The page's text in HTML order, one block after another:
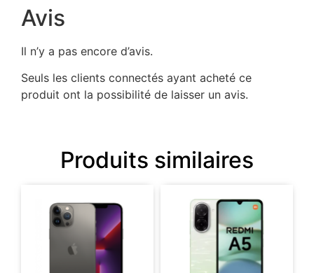
Avis
Il n’y a pas encore d’avis.
Seuls les clients connectés ayant acheté ce
produit ont la possibilité de laisser un avis.
Produits similaires